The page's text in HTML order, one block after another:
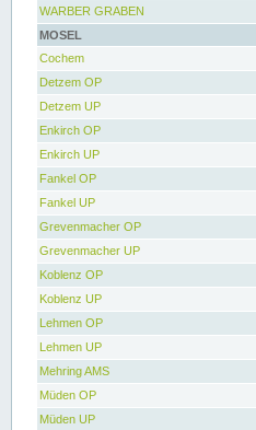
WARBER GRABEN
MOSEL
Cochem
Detzem OP
Detzem UP
Enkirch OP
Enkirch UP
Fankel OP
Fankel UP
Grevenmacher OP
Grevenmacher UP
Koblenz OP
Koblenz UP
Lehmen OP
Lehmen UP
Mehring AMS
Müden OP
Müden UP